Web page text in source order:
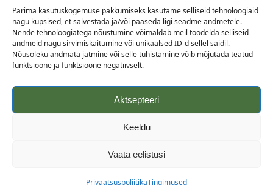
Parima kasutuskogemuse pakkumiseks kasutame selliseid tehnoloogiaid
nagu küpsised, et salvestada ja/või pääseda ligi seadme andmetele.
Nende tehnoloogiatega nõustumine võimaldab meil töödelda selliseid
andmeid nagu sirvimiskäitumine või unikaalsed ID-d sellel saidil.
Nõusoleku andmata jätmine või selle tühistamine võib mõjutada teatud
funktsioone ja funktsioone negatiivselt.
Aktsepteeri
Keeldu
Vaata eelistusi
PrivaatsuspoliitikaTingimused
Kontaktid
Abi
TEAVE OSTJALE
Tarnetingimused
Tingimused
Veebikaart